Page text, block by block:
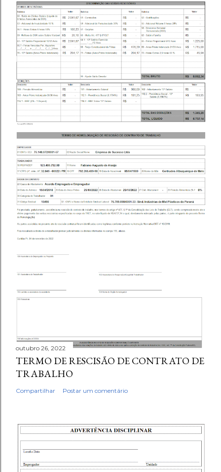
outubro 26, 2022
TERMO DE RESCISÃO DE CONTRATO DE
TRABALHO
Compartilhar Postar um comentário